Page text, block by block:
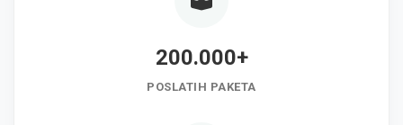
200.000+
POSLATIH PAKETA